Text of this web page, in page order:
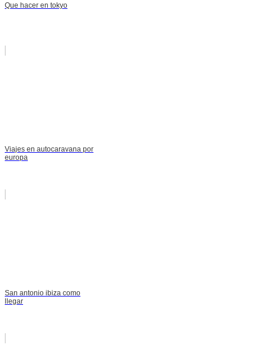
Que hacer en tokyo
Viajes en autocaravana por
europa
San antonio ibiza como
llegar